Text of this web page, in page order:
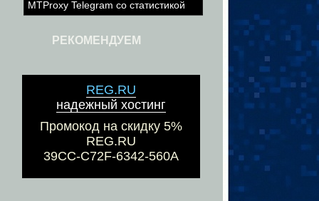
MTProxy Telegram со статистикой
РЕКОМЕНДУЕМ
REG.RU
надежный хостинг
Промокод на скидку 5%
REG.RU
39CC-C72F-6342-560A